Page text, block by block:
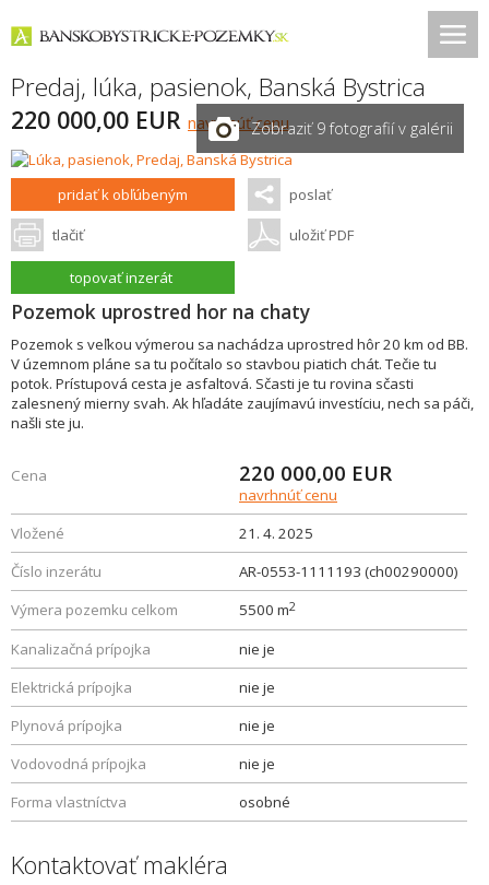
Predaj, lúka, pasienok, Banská Bystrica
220 000,00 EUR navrhnúť cenuZobraziť 9 fotografií v galérii
pridať k obľúbeným poslať
tlačiť uložiť PDF
topovať inzerát
Pozemok uprostred hor na chaty
Pozemok s veľkou výmerou sa nachádza uprostred hôr 20 km od BB.
V územnom pláne sa tu počítalo so stavbou piatich chát. Tečie tu
potok. Prístupová cesta je asfaltová. Sčasti je tu rovina sčasti
zalesnený mierny svah. Ak hľadáte zaujímavú investíciu, nech sa páči,
našli ste ju.
Cena 220 000,00 EUR
navrhnúť cenu
Vložené
21. 4. 2025
Číslo inzerátu
AR-0553-1111193 (ch00290000)
Výmera pozemku celkom
5500 m2
Kanalizačná prípojka
nie je
Elektrická prípojka
nie je
Plynová prípojka
nie je
Vodovodná prípojka
nie je
Forma vlastníctva
osobné
Kontaktovať makléra